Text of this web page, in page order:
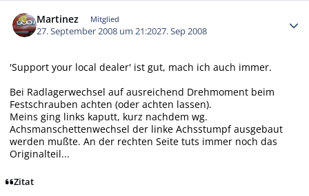
Martinez Mitglied
27. September 2008 um 21:2027. Sep 2008
'Support your local dealer' ist gut, mach ich auch immer.
Bei Radlagerwechsel auf ausreichend Drehmoment beim
Festschrauben achten (oder achten lassen).
Meins ging links kaputt, kurz nachdem wg.
Achsmanschettenwechsel der linke Achsstumpf ausgebaut
werden mußte. An der rechten Seite tuts immer noch das
Originalteil...
Zitat